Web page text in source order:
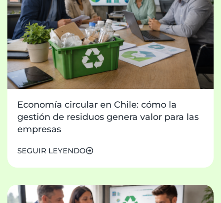
Economía circular en Chile: cómo la
gestión de residuos genera valor para las
empresas
SEGUIR LEYENDO